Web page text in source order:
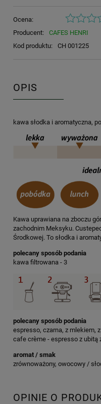
Ocena:
Producent:
CAFES HENRI
Kod produktu:
CH 001225
OPIS
kawa słodka i aromatyczna,
Kawa uprawiana na zboczu
zachodnim Meksyku.
Środkowej. To słodka i
polecany sposób podania
kawa filtrowana - 3
polecany sposób podania
espresso, czarna, z mlekiem,
cafe crème - espresso z ubitą
aromat / smak
zrównoważony, owocowy /
OPINIE O